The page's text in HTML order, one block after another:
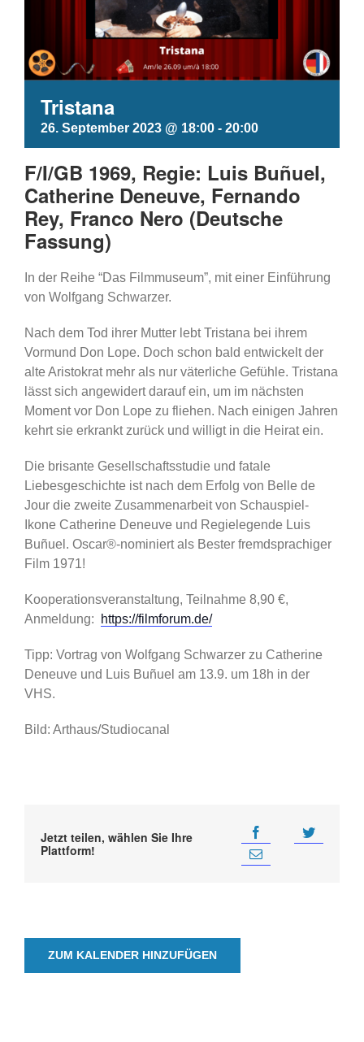
Tristana
26. September 2023 @ 18:00 - 20:00
F/I/GB 1969, Regie: Luis Buñuel,
Catherine Deneuve, Fernando
Rey, Franco Nero (Deutsche
Fassung)
In der Reihe “Das Filmmuseum”, mit einer Einführung
von Wolfgang Schwarzer.
Nach dem Tod ihrer Mutter lebt Tristana bei ihrem
Vormund Don Lope. Doch schon bald entwickelt der
alte Aristokrat mehr als nur väterliche Gefühle. Tristana
lässt sich angewidert darauf ein, um im nächsten
Moment vor Don Lope zu fliehen. Nach einigen Jahren
kehrt sie erkrankt zurück und willigt in die Heirat ein.
Die brisante Gesellschaftsstudie und fatale
Liebesgeschichte ist nach dem Erfolg von Belle de
Jour die zweite Zusammenarbeit von Schauspiel-
Ikone Catherine Deneuve und Regielegende Luis
Buñuel. Oscar®-nominiert als Bester fremdsprachiger
Film 1971!
Kooperationsveranstaltung, Teilnahme 8,90 €,
Anmeldung:
https://filmforum.de/
Tipp: Vortrag von Wolfgang Schwarzer zu Catherine
Deneuve und Luis Buñuel am 13.9. um 18h in der
VHS.
Bild: Arthaus/Studiocanal
Jetzt teilen, wählen Sie Ihre
Plattform!
ZUM KALENDER HINZUFÜGEN